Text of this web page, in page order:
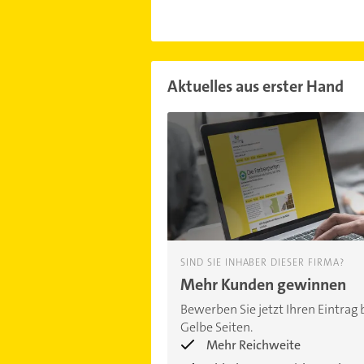
Aktuelles aus erster Hand
SIND SIE INHABER DIESER FIRMA?
Mehr Kunden gewinnen
Bewerben Sie jetzt Ihren Eintrag
Gelbe Seiten.
Mehr Reichweite